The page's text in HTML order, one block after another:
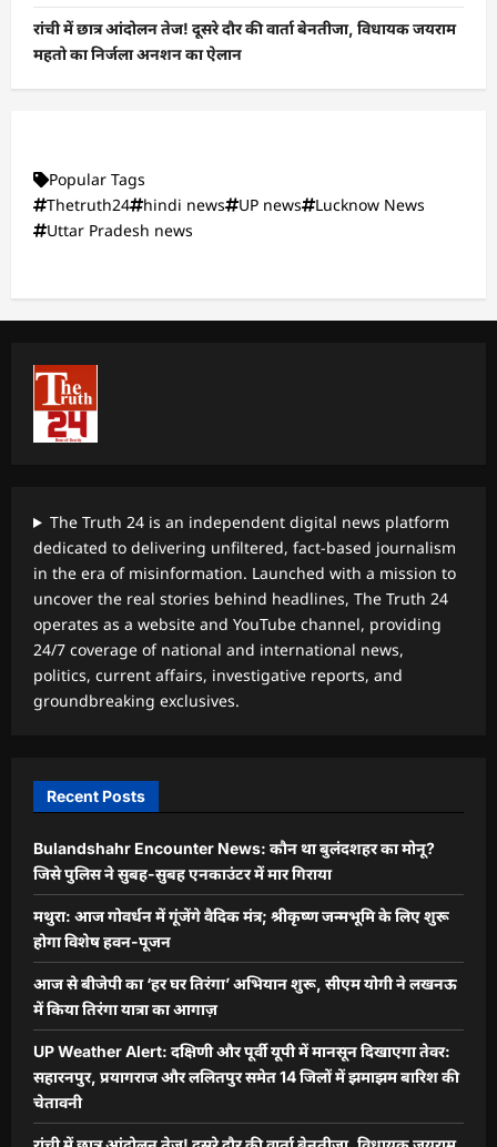
रांची में छात्र आंदोलन तेज! दूसरे दौर की वार्ता बेनतीजा, विधायक जयराम
महतो का निर्जला अनशन का ऐलान
Popular Tags
Thetruth24
hindi news UP news
Lucknow News
Uttar Pradesh news
The Truth 24 is an independent digital news platform
dedicated to delivering unfiltered, fact-based journalism
in the era of misinformation. Launched with a mission to
uncover the real stories behind headlines, The Truth 24
operates as a website and YouTube channel, providing
24/7 coverage of national and international news,
politics, current affairs, investigative reports, and
groundbreaking exclusives.
Recent Posts
Bulandshahr Encounter News: कौन था बुलंदशहर का मोनू?
जिसे पुलिस ने सुबह-सुबह एनकाउंटर में मार गिराया
मथुरा: आज गोवर्धन में गूंजेंगे वैदिक मंत्र; श्रीकृष्ण जन्मभूमि के लिए शुरू
होगा विशेष हवन-पूजन
आज से बीजेपी का ‘हर घर तिरंगा’ अभियान शुरू, सीएम योगी ने लखनऊ
में किया तिरंगा यात्रा का आगाज़
UP Weather Alert: दक्षिणी और पूर्वी यूपी में मानसून दिखाएगा तेवर:
सहारनपुर, प्रयागराज और ललितपुर समेत 14 जिलों में झमाझम बारिश की
चेतावनी